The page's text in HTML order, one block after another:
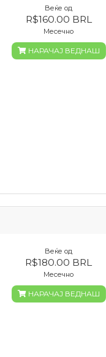
Веќе од
R$160.00 BRL
Месечно
НАРАЧАЈ ВЕДНАШ
Веќе од
R$180.00 BRL
Месечно
НАРАЧАЈ ВЕДНАШ